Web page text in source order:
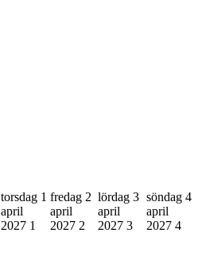
torsdag 1
april
2027 1
fredag 2
april
2027 2
lördag 3
april
2027 3
söndag 4
april
2027 4